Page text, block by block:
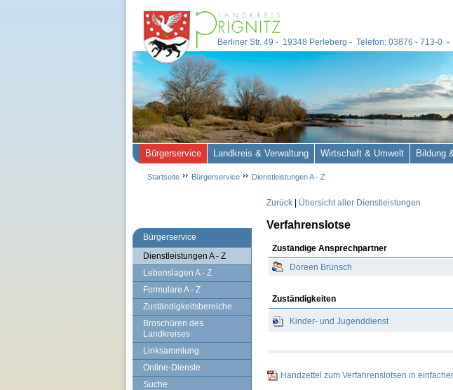
Bürgerservice
Dienstleistungen A - Z
Lebenslagen A - Z
Formulare A - Z
Zuständigkeitsbereiche
Broschüren des
Landkreises
Linksammlung
Online-Dienste
Suche
Zurück Übersicht aller Dienstleistungen
Verfahrenslotse
Zuständige Ansprechpartner
Doreen Brünsch
Zuständigkeiten
Kinder- und Jugenddienst
Handzettel zum Verfahrenslotsen in
Berliner Str. 49 - 19348 Perleberg - Telefon: 03876 - 713-0
Bürgerservice Landkreis & Verwaltung Wirtschaft & Umwelt Bildung
Startseite Bürgerservice Dienstleistungen A - Z